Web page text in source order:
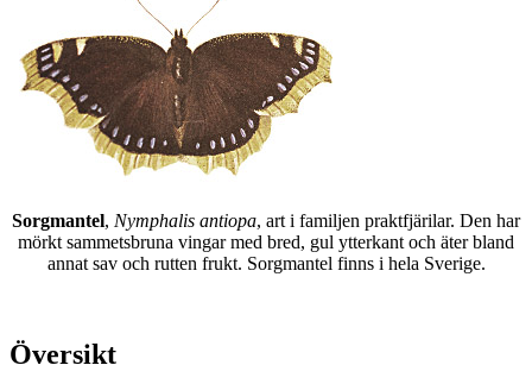
Sorgmantel, Nymphalis antiopa, art i familjen praktfjärilar. Den har
mörkt sammetsbruna vingar med bred, gul ytterkant och äter bland
annat sav och rutten frukt. Sorgmantel finns i hela Sverige.
Översikt